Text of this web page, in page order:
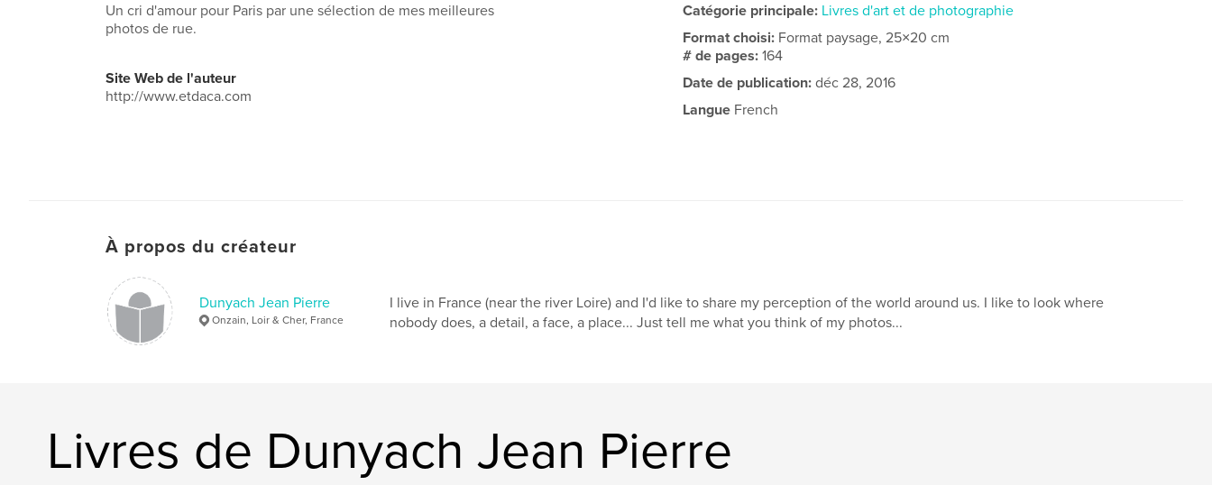
Un cri d'amour pour Paris par une sélection de mes meilleures
photos de rue.
Site Web de l'auteur
http://www.etdaca.com
Catégorie principale: Livres d'art et de photographie
Format choisi: Format paysage, 25×20 cm
# de pages:164
Date de publication: déc 28, 2016
Langue French
À propos du créateur
Dunyach Jean Pierre
Onzain, Loir & Cher, France
I live in France (near the river Loire) and I'd like to share my perception of the world around us. I like to look where
nobody does, a detail, a face, a place... Just tell me what you think of my photos...
Livres de Dunyach Jean Pierre